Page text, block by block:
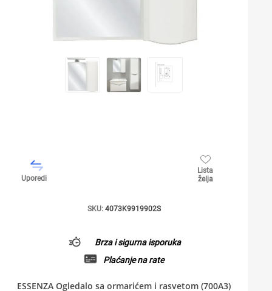
Uporedi
Lista
želja
SKU: 4073K9919902S
Brza i sigurna isporuka
Plaćanje na rate
ESSENZA Ogledalo sa ormarićem i rasvetom (700A3)